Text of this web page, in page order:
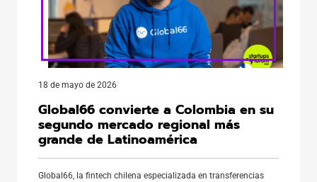
18 de mayo de 2026
Global66 convierte a Colombia en su
segundo mercado regional más
grande de Latinoamérica
Global66, la fintech chilena especializada en transferencias